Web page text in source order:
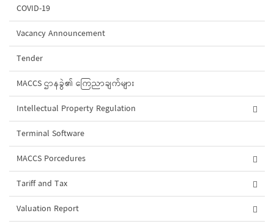
COVID-19
Vacancy Announcement
Tender
MACCS ဌာနခွဲ၏ ကြေညာချက်များ
Intellectual Property Regulation
Terminal Software
MACCS Porcedures
Tariff and Tax
Valuation Report